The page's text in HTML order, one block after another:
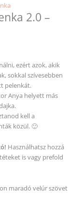
2.0 –
ezért azok, akik
sokkal szívesebben
pelenkát.
Anya helyett más
kell a
közül. 🙂
Használhatsz hozzá
is vagy prefold
maradó velúr szövet